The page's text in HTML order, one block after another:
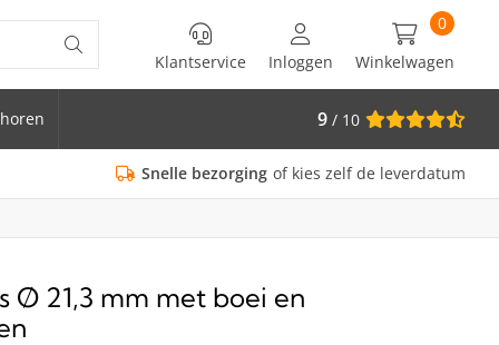
Klantservice Inloggen Winkelwagen
0
9 / 10
Snelle bezorging of kies zelf de leverdatum
Ø 21,3 mm met boei en